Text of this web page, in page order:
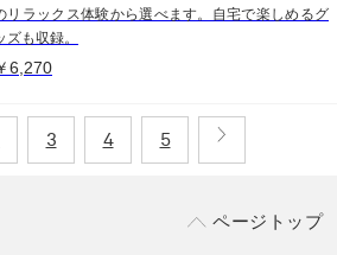
リラックス体験から選べます。自宅で楽しめるグ
ズも収録。
6,270
3 4 5
ページトップ